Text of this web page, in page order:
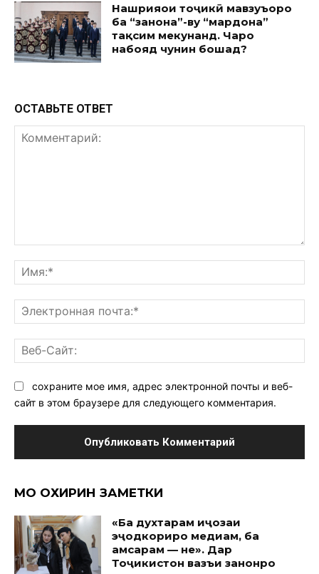
Нашрияҳои тоҷикӣ мавзуъҳоро
ба “занона”-ву “мардона”
тақсим мекунанд. Чаро
набояд чунин бошад?
ОСТАВЬТЕ ОТВЕТ
сохраните мое имя, адрес электронной почты и веб-
сайт в этом браузере для следующего комментария.
МО ОХИРИН ЗАМЕТКИ
«Ба духтарам иҷозаи
эҷодкориро медиҳам, ба
ҳамсарам — не». Дар
Тоҷикистон вазъи занонро